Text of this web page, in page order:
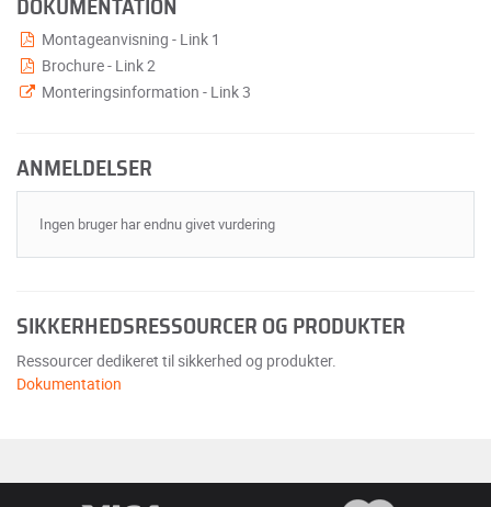
DOKUMENTATION
Montageanvisning - Link 1
Brochure - Link 2
Monteringsinformation - Link 3
ANMELDELSER
Ingen bruger har endnu givet vurdering
SIKKERHEDSRESSOURCER OG PRODUKTER
Ressourcer dedikeret til sikkerhed og produkter.
Dokumentation